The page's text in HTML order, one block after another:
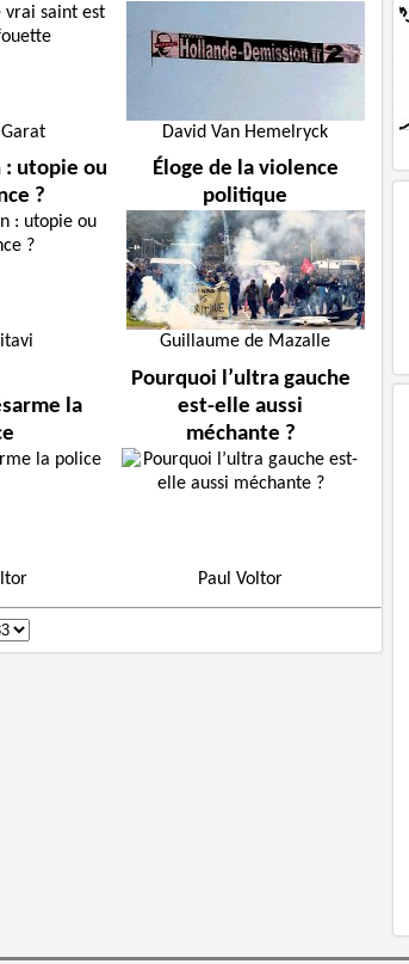
David Van Hemelryck
: utopie ou
?
Éloge de la violence
politique
Guillaume de Mazalle
la
Pourquoi l’ultra gauche
est-elle aussi
méchante ?
Paul Voltor